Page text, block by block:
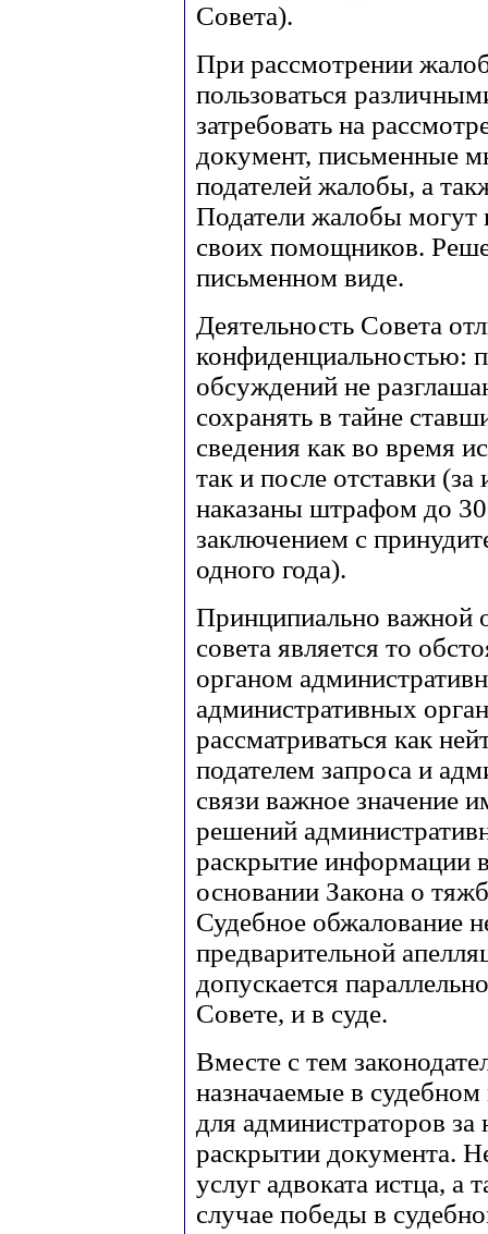
Совета).
При рассмотрении
пользоваться
затребовать на
документ, письменные
подателей жалобы, а
Податели жалобы могут
своих помощников.
письменном виде.
Деятельность Совета
конфиденциальностью:
обсуждений не
сохранять в тайне
сведения как во время
так и после отставки
наказаны штрафом до
заключением с
одного года).
Принципиально важной
совета является то
органом
административных
рассматриваться как
подателем запроса и
связи важное значение
решений
раскрытие информации
основании Закона о
Судебное обжалование
предварительной
допускается
Совете, и в суде.
Вместе с тем
назначаемые в
для администраторов
раскрытии документа.
услуг адвоката истца, а
случае победы в